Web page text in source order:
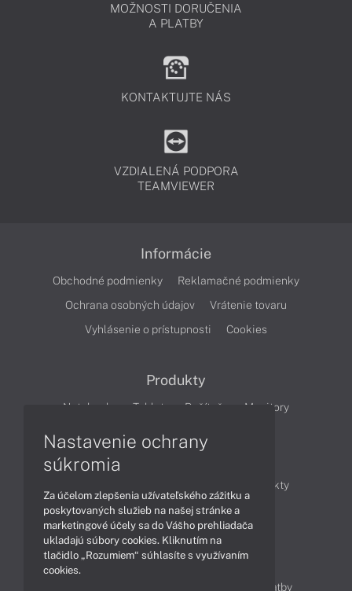
MOŽNOSTI DORUČENIA
A PLATBY
KONTAKTUJTE NÁS
VZDIALENÁ PODPORA
TEAMVIEWER
Informácie
Obchodné podmienky
Reklamačné podmienky
Ochrana osobných údajov
Vrátenie tovaru
Vyhlásenie o prístupnosti
Cookies
Produkty
Notebooky Tablety Počítače Monitory
Produkty
Technológie
Videá
Obsah
Možnosti doručenia a platby
Nastavenie ochrany
súkromia
Za účelom zlepšenia užívateľského zážitku a
poskytovaných služieb na našej stránke a
marketingové účely sa do Vášho prehliadača
ukladajú súbory cookies. Kliknutím na
tlačidlo „Rozumiem“ súhlasíte s využívaním
cookies.